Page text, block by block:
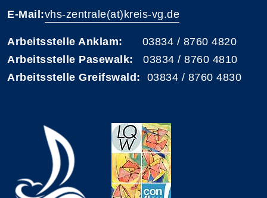
E-Mail:vhs-zentrale(at)kreis-vg.de
Arbeitsstelle Anklam: 03834 / 8760 4820
Arbeitsstelle Pasewalk: 03834 / 8760 4810
Arbeitsstelle Greifswald: 03834 / 8760 4830